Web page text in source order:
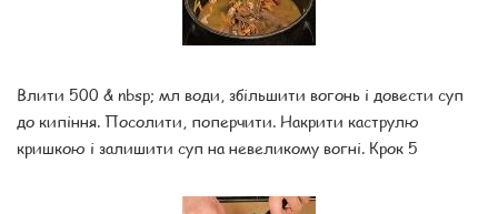
Влити 500 & nbsp; мл води, збільшити вогонь і довести суп
до кипіння. Посолити, поперчити. Накрити каструлю
кришкою і залишити суп на невеликому вогні. Крок 5